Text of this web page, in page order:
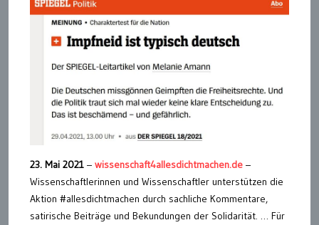
23. Mai 2021 – wissenschaft4allesdichtmachen.de –
Wissenschaftlerinnen und Wissenschaftler unterstützen die
Aktion #allesdichtmachen durch sachliche Kommentare,
satirische Beiträge und Bekundungen der Solidarität. … Für